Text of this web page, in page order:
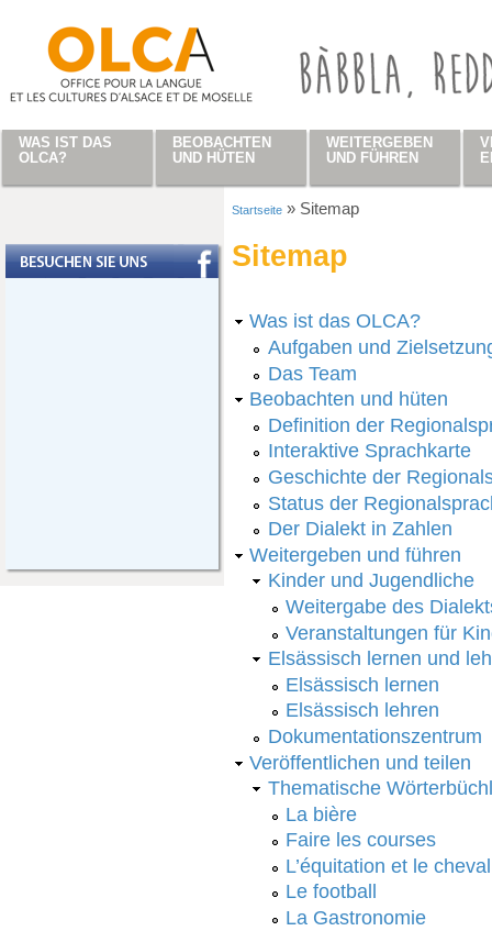
Startseite » Sitemap
Sitemap
Was ist das OLCA?
Aufgaben und
Das Team
Beobachten und hüten
Definition der
Interaktive Sprachkarte
Geschichte der
Status der
Der Dialekt in Zahlen
Weitergeben und führen
Kinder und Jugendliche
Weitergabe des
Veranstaltungen für
Elsässisch lernen und
Elsässisch lernen
Elsässisch lehren
Dokumentationszentrum
Veröffentlichen und teilen
Thematische
La bière
Faire les courses
L’équitation et le cheval
Le football
La Gastronomie
WAS IST DAS
OLCA?
BEOBACHTEN
UND HÜTEN
WEITERGEBEN
UND FÜHREN